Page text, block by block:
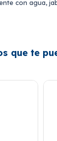
con agua,
que te